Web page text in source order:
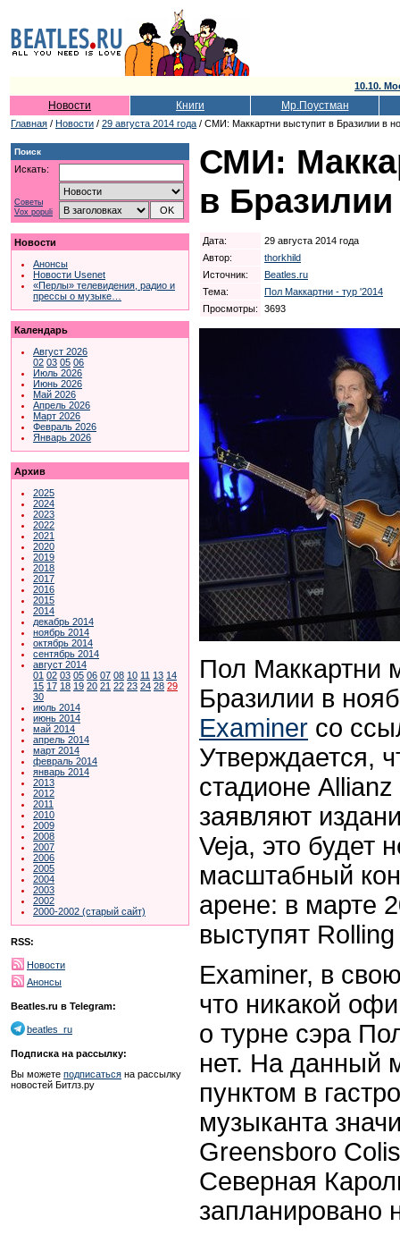
10.10.
Новости Книги Мр.Поустман
Главная / Новости / 29 августа 2014 года / СМИ: Маккартни выступит в Бразилии в
Поиск
Искать:
Советы
Vox populi
Новости
Анонсы
Новости Usenet
«Перлы» телевидения, радио и
прессы о музыке…
Календарь
Август 2026
02 03 05 06
Июль 2026
Июнь 2026
Май 2026
Апрель 2026
Март 2026
Февраль 2026
Январь 2026
Архив
2025
2024
2023
2022
2021
2020
2019
2018
2017
2016
2015
2014
декабрь 2014
ноябрь 2014
октябрь 2014
сентябрь 2014
август 2014
01 02 03 05 06 07 08 10 11 13 14
15 17 18 19 20 21 22 23 24 28 29
30
июль 2014
июнь 2014
май 2014
апрель 2014
март 2014
февраль 2014
январь 2014
2013
2012
2011
2010
2009
2008
2007
2006
2005
2004
2003
2002
2000-2002 (старый сайт)
RSS:
Новости
Анонсы
Beatles.ru в Telegram:
beatles_ru
Подписка на рассылку:
Вы можете подписаться на рассылку
новостей Битлз.ру
СМИ:
в
Дата:
29 августа 2014 года
Автор:
thorkhild
Источник:
Beatles.ru
Тема:
Пол Маккартни - тур '2014
Просмотры:
3693
Пол Маккартни
Бразилии в
Examiner со
Утверждается,
стадионе
заявляют
Veja, это будет
масштабный
арене: в марте
выступят
Examiner, в
что никакой
о турне сэра
нет. На данный
пунктом в
музыканта
Greensboro
Северная
запланировано